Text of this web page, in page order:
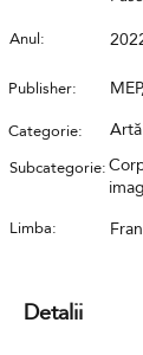
Anul:
Publisher:
Categorie:
Subcategorie:
Limba:
Detalii